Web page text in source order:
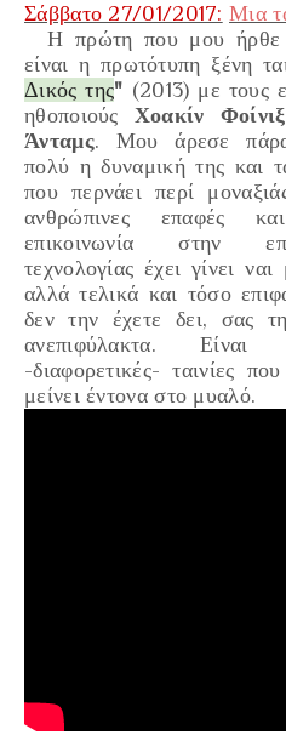
Σάββατο 27/01/2017: Μια
Η πρώτη που μου ήρθε
είναι η πρωτότυπη ξένη
Δικός της" (2013) με τους
ηθοποιούς Χοακίν
Άνταμς. Μου άρεσε
πολύ η δυναμική της και
που περνάει περί
ανθρώπινες επαφές
επικοινωνία στην
τεχνολογίας έχει γίνει
αλλά τελικά και τόσο
δεν την έχετε δει, σας
ανεπιφύλακτα.
-διαφορετικές- ταινίες
μείνει έντονα στο μυαλό.